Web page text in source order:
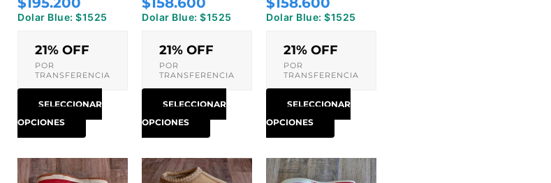
Dolar Blue: $1525
21% OFF
POR
TRANSFERENCIA
SELECCIONAR
OPCIONES
página
de
Dolar Blue: $1525
21% OFF
POR
TRANSFERENCIA
SELECCIONAR
OPCIONES
página
de
Dolar Blue: $1525
21% OFF
POR
TRANSFERENCIA
SELECCIONAR
OPCIONES
página
de
Este
Este
Este